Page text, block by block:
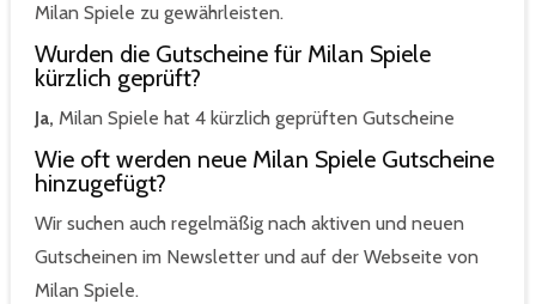
Milan Spiele zu gewährleisten.
Wurden die Gutscheine für Milan Spiele
kürzlich geprüft?
Ja, Milan Spiele hat 4 kürzlich geprüften Gutscheine
Wie oft werden neue Milan Spiele Gutscheine
hinzugefügt?
Wir suchen auch regelmäßig nach aktiven und neuen
Gutscheinen im Newsletter und auf der Webseite von
Milan Spiele.